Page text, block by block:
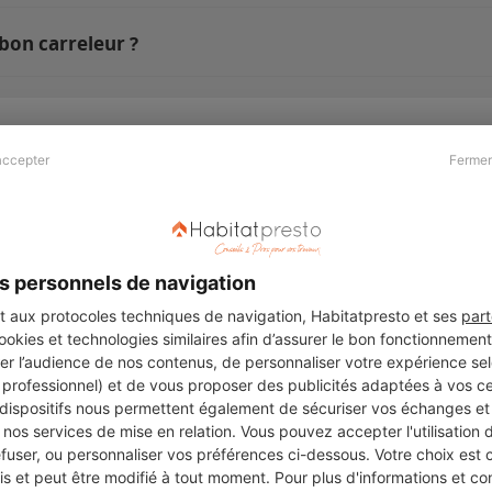
personnels de navigation
aux protocoles techniques de navigation, Habitatpresto et ses
et technologies similaires afin d’assurer le bon
l’audience de nos contenus, de personnaliser votre expérience
et de vous proposer des publicités adaptées à vos
nous permettent également de sécuriser vos échanges
services de mise en relation. Vous pouvez accepter l'utilisation
ou personnaliser vos préférences ci-dessous. Votre choix est
et peut être modifié à tout moment. Pour plus d'informations et
carreleur ?
Revue de presse
Légal
Charte cookies
Suivez-nous